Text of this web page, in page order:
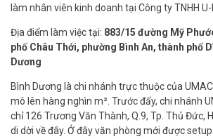
làm nhân viên kinh doanh tại Công ty TNHH
Địa điểm làm việc tại: 883/15 đường Mỹ
phố Châu Thới, phường Bình An, thành phố
Dương
Bình Dương là chi nhánh trực thuộc của
mô lên hàng nghìn m². Trước đấy, chi nhánh
chỉ 126 Trương Văn Thành, Q.9, Tp. Thủ Đức,
di dời về đây. Ở đây văn phòng mới được